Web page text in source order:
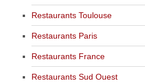
Restaurants Toulouse
Restaurants Paris
Restaurants France
Restaurants Sud Ouest